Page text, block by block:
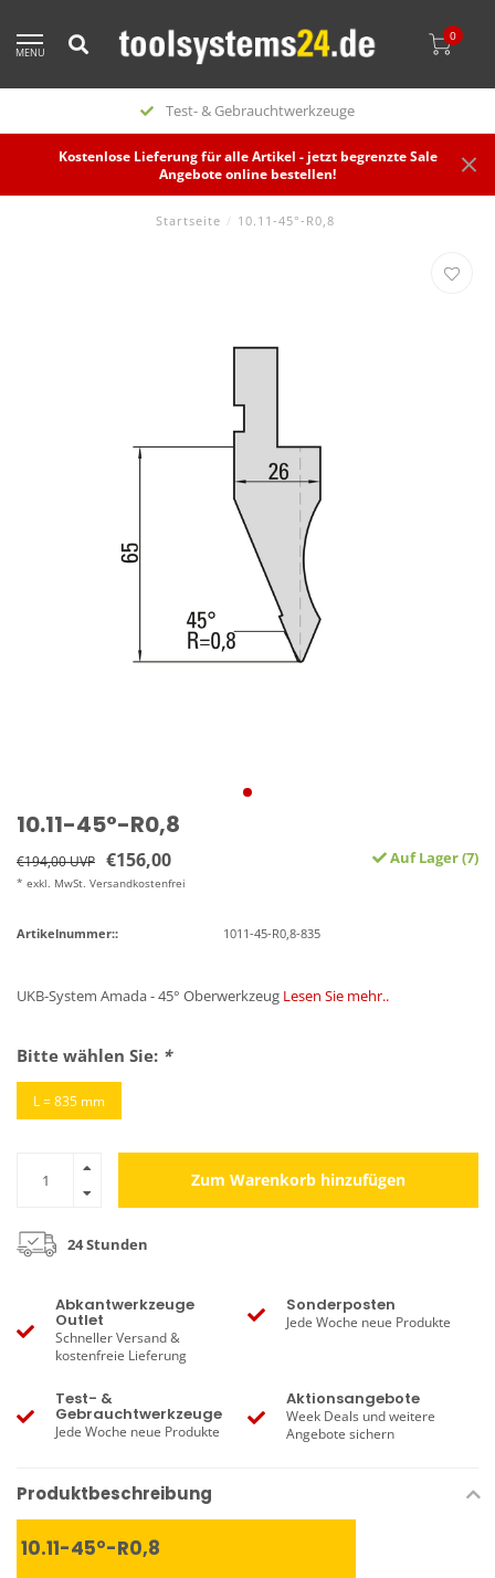
MENU
0
Test- & Gebrauchtwerkzeuge
Kostenlose Lieferung für alle Artikel - jetzt begrenzte Sale
Angebote online bestellen!
Startseite / 10.11-45°-R0,8
10.11-45°-R0,8
€194,00 UVP €156,00
* exkl. MwSt. Versandkostenfrei
Auf Lager (7)
Artikelnummer:: 1011-45-R0,8-835
UKB-System Amada - 45° Oberwerkzeug Lesen Sie mehr..
Bitte wählen Sie: *
L = 835 mm
Zum Warenkorb hinzufügen
24 Stunden
Abkantwerkzeuge
Outlet
Schneller Versand &
kostenfreie Lieferung
Sonderposten
Jede Woche neue Produkte
Test- &
Gebrauchtwerkzeuge
Jede Woche neue Produkte
Aktionsangebote
Week Deals und weitere
Angebote sichern
Produktbeschreibung
10.11-45°-R0,8